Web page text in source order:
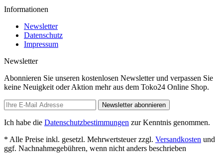
Informationen
Newsletter
Datenschutz
Impressum
Newsletter
Abonnieren Sie unseren kostenlosen Newsletter und verpassen Sie
keine Neuigkeit oder Aktion mehr aus dem Toko24 Online Shop.
Newsletter abonnieren
Ich habe die Datenschutzbestimmungen zur Kenntnis genommen.
* Alle Preise inkl. gesetzl. Mehrwertsteuer zzgl. Versandkosten und
ggf. Nachnahmegebühren, wenn nicht anders beschrieben